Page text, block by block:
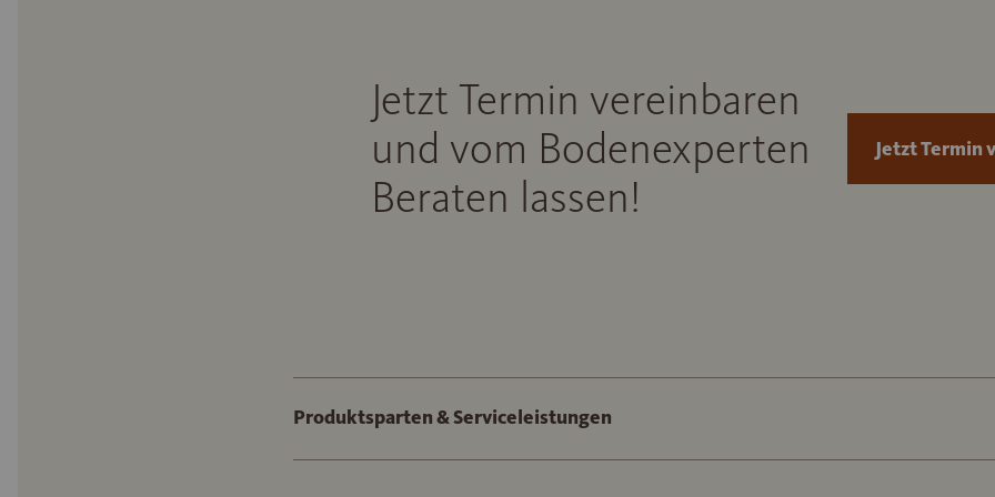
Jetzt Termin vereinbaren
und vom Bodenexperten
Beraten lassen!
Jetzt Termin
Produktsparten & Serviceleistungen